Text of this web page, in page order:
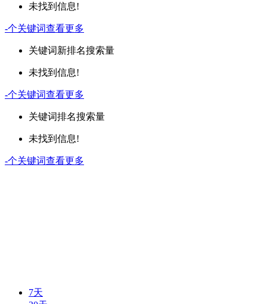
未找到信息!
-个关键词查看更多
关键词新排名搜索量
未找到信息!
-个关键词查看更多
关键词排名搜索量
未找到信息!
-个关键词查看更多
7天